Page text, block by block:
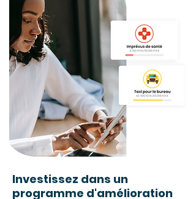
Investissez dans un
programme d'amélioration